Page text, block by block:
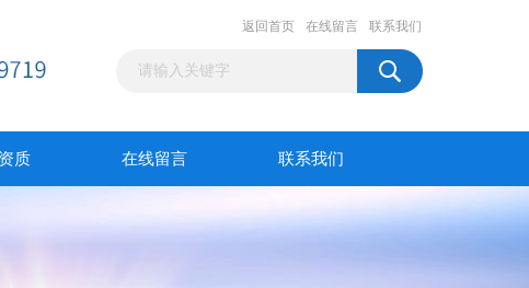
返回首页 在线留言 联系我们
质 在线留言 联系我们